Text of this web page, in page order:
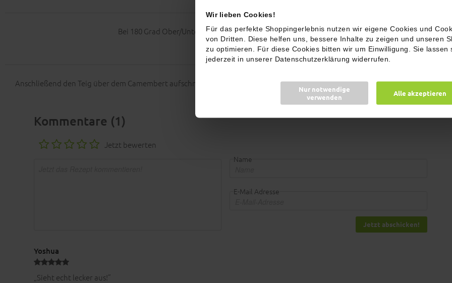
Wir lieben Cookies!
Für das perfekte Shoppingerlebnis nutzen wir eigene Cookies und
von Dritten. Diese helfen uns, bessere Inhalte zu zeigen und unseren
zu optimieren. Für diese Cookies bitten wir um Einwilligung. Sie lassen
jederzeit in unserer Datenschutzerklärung widerrufen.
Nur notwendige
verwenden
Alle akzeptieren
6
Bei 180 Grad Ober/Unterhitze im Backofen ca. 40 Min. lang backen.
7
Anschließend den Teig über dem Camembert aufschneiden und dann den Käse zusammen mit einem Fleischbällchen genießen.
Kommentare (1)
Jetzt bewerten
Name
E-Mail Adresse
Jetzt abschicken!
Yoshua
„Sieht echt lecker aus!”